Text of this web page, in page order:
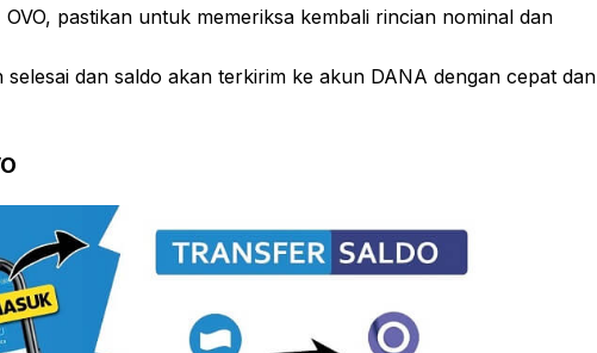
pastikan untuk memeriksa kembali rincian nominal dan
selesai dan saldo akan terkirim ke akun DANA dengan cepat dan